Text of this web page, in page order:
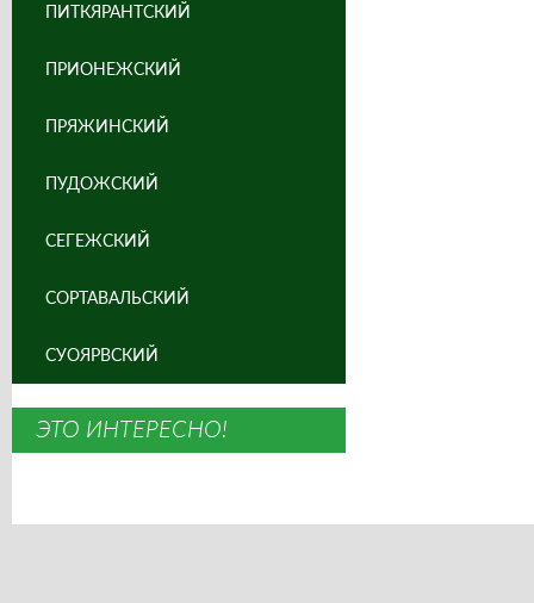
ПИТКЯРАНТСКИЙ
ПРИОНЕЖСКИЙ
ПРЯЖИНСКИЙ
ПУДОЖСКИЙ
СЕГЕЖСКИЙ
СОРТАВАЛЬСКИЙ
СУОЯРВСКИЙ
ЭТО ИНТЕРЕСНО!